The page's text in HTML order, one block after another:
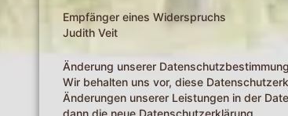
Empfänger eines Widerspruchs
Judith Veit
Änderung unserer
Wir behalten uns vor, diese
Änderungen unserer Leistungen in der
dann die neue Datenschutzerklärung.